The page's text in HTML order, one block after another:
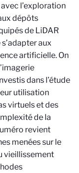
l’exploration
dépôts
de LiDAR
aux
artificielle. On
dans l’étude
utilisation
virtuels et des
de la
revient
menées sur le
vieillissement